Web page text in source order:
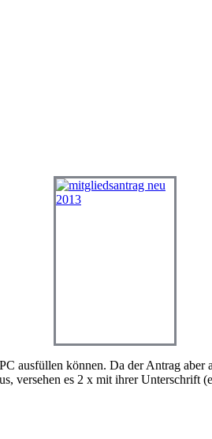
ausfüllen können. Da der Antrag aber
versehen es 2 x mit ihrer Unterschrift